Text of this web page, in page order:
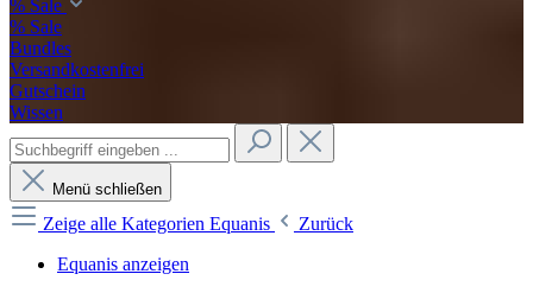
% Sale
% Sale
Bundles
Versandkostenfrei
Gutschein
Wissen
Menü schließen
Zeige alle Kategorien Equanis
Zurück
Equanis anzeigen